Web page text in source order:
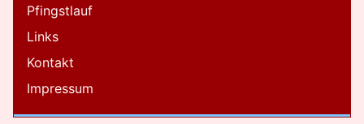
Pfingstlauf
Links
Kontakt
Impressum